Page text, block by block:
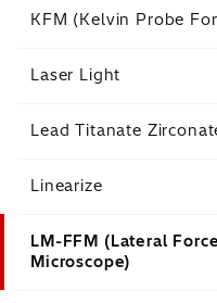
KFM (Kelvin Probe
Laser Light
Lead Titanate
Linearize
LM-FFM (Lateral
Microscope)